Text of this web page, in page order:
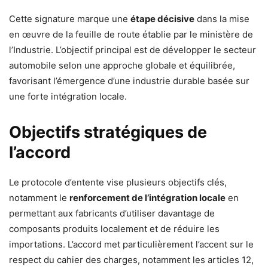
Cette signature marque une étape décisive dans la mise
en œuvre de la feuille de route établie par le ministère de
l’Industrie. L’objectif principal est de développer le secteur
automobile selon une approche globale et équilibrée,
favorisant l’émergence d’une industrie durable basée sur
une forte intégration locale.
Objectifs stratégiques de
l’accord
Le protocole d’entente vise plusieurs objectifs clés,
notamment le renforcement de l’intégration locale en
permettant aux fabricants d’utiliser davantage de
composants produits localement et de réduire les
importations. L’accord met particulièrement l’accent sur le
respect du cahier des charges, notamment les articles 12,